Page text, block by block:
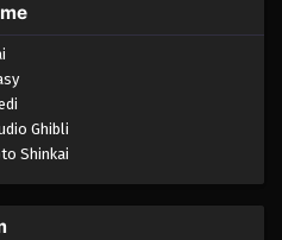
Ghibli
Shinkai